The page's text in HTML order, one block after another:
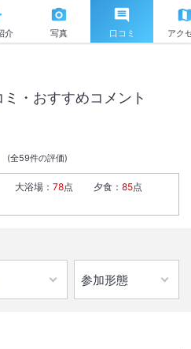
介 写真 口コミ アク
・おすすめコメント
(全59件の評価)
大浴場 ： 78点 夕食 ： 85点